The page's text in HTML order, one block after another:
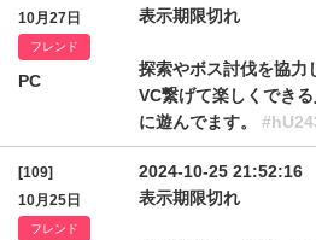
10月27日
フレンド
PC
表示期限切れ
探索やボス討伐を協力
VC繋げて楽しくでき
に遊んでます。
[109]
10月25日
フレンド
2024-10-25 21:52:16
表示期限切れ